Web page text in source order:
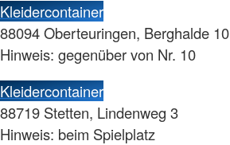
Kleidercontainer
88094 Oberteuringen, Berghalde 10
Hinweis: gegenüber von Nr. 10
Kleidercontainer
88719 Stetten, Lindenweg 3
Hinweis: beim Spielplatz